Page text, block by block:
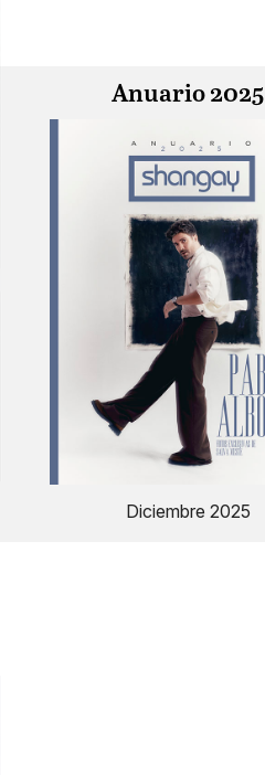
Anuario 2025
Diciembre 2025